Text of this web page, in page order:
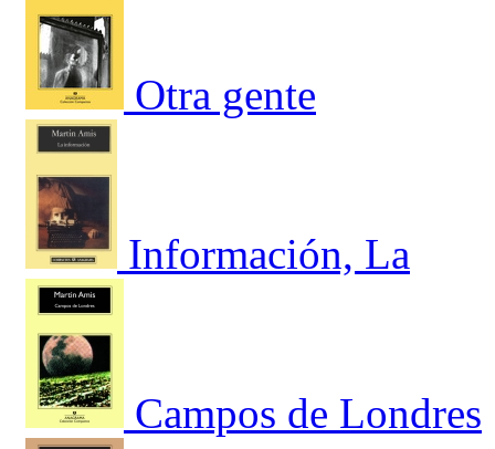
Otra gente
Información, La
Campos de Londres